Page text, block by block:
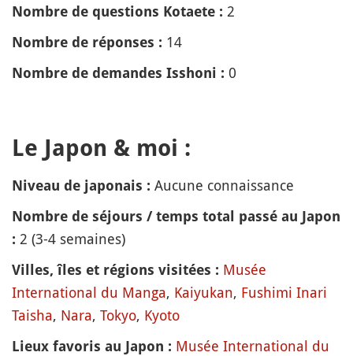
Nombre de questions Kotaete : 2
Nombre de réponses : 14
Nombre de demandes Isshoni : 0
Le Japon & moi :
Niveau de japonais : Aucune connaissance
Nombre de séjours / temps total passé au Japon
: 2 (3-4 semaines)
Villes, îles et régions visitées : Musée
International du Manga, Kaiyukan, Fushimi Inari
Taisha, Nara, Tokyo, Kyoto
Lieux favoris au Japon : Musée International du